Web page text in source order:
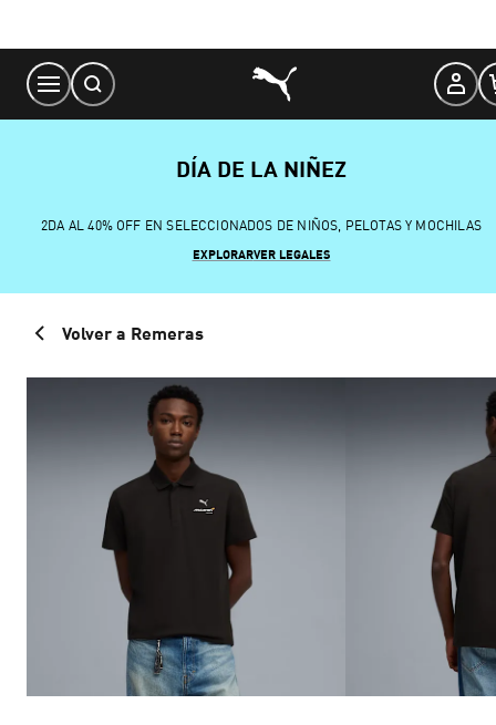
Content
DÍA DE LA NIÑEZ
2DA AL 40% OFF EN SELECCIONADOS DE NIÑOS, PELOTAS Y MOCHILAS
EXPLORARVER LEGALES
Volver a Remeras